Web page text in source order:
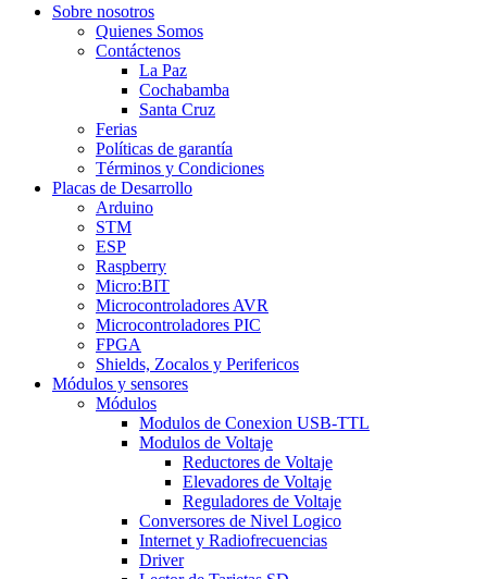
Sobre nosotros
Quienes Somos
Contáctenos
La Paz
Cochabamba
Santa Cruz
Ferias
Políticas de garantía
Términos y Condiciones
Placas de Desarrollo
Arduino
STM
ESP
Raspberry
Micro:BIT
Microcontroladores AVR
Microcontroladores PIC
FPGA
Shields, Zocalos y Perifericos
Módulos y sensores
Módulos
Modulos de Conexion USB-TTL
Modulos de Voltaje
Reductores de Voltaje
Elevadores de Voltaje
Reguladores de Voltaje
Conversores de Nivel Logico
Internet y Radiofrecuencias
Driver